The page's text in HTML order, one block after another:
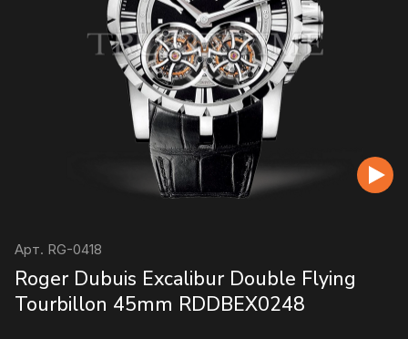
Арт. RG-0418
Roger Dubuis Excalibur Double Flying
Tourbillon 45mm RDDBEX0248